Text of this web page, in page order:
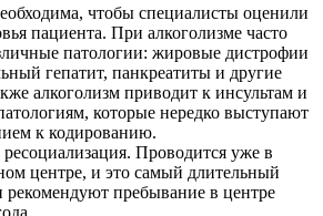
чтобы специалисты оценили
пациента. При алкоголизме часто
патологии: жировые дистрофии
гепатит, панкреатиты и другие
алкоголизм приводит к инсультам и
которые нередко выступают
к кодированию.
Проводится уже в
центре, и это самый длительный
рекомендуют пребывание в центре